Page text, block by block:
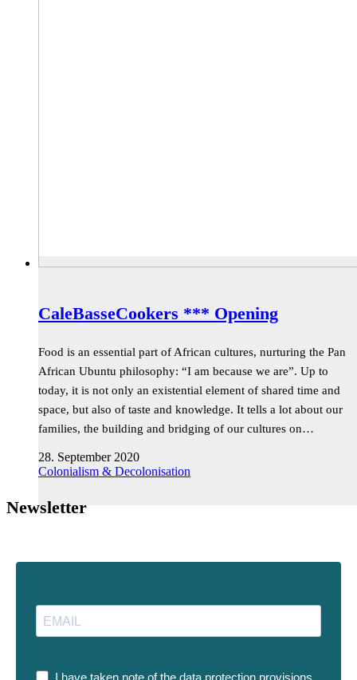
CaleBasseCookers *** Opening
Food is an essential part of African cultures, nurturing the Pan
African Ubuntu philosophy: “I am because we are”. Up to
today, it is not only an existential element of shared time and
space, but also of taste and knowledge. It tells a lot about our
families, the building and bridging of our cultures on…
28. September 2020
Colonialism & Decolonisation
Newsletter
I have taken note of the data protection provisions